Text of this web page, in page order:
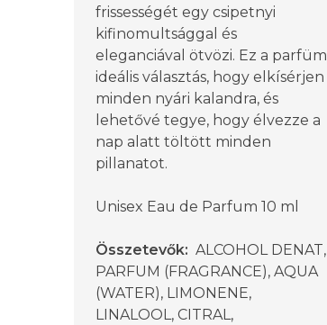
frissességét egy csipetnyi
kifinomultsággal és
eleganciával ötvözi. Ez a parfüm
ideális választás, hogy elkísérjen
minden nyári kalandra, és
lehetővé tegye, hogy élvezze a
nap alatt töltött minden
pillanatot.
Unisex Eau de Parfum 10 ml
Összetevők: ALCOHOL DENAT,
PARFUM (FRAGRANCE), AQUA
(WATER), LIMONENE,
LINALOOL, CITRAL,